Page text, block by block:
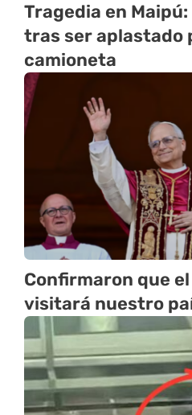
Tragedia en
tras ser aplastado
camioneta
Confirmaron que
visitará nuestro